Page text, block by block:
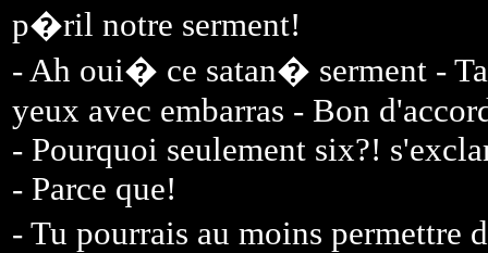
p�ril notre serment!
- Ah oui� ce satan� serment -
yeux avec embarras - Bon
- Pourquoi seulement six?!
- Parce que!
- Tu pourrais au moins